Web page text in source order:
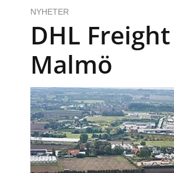
NYHETER
DHL
Malmö